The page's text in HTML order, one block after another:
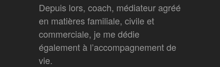
Depuis lors, coach, médiateur agréé
en matières familiale, civile et
commerciale, je me dédie
également à l’accompagnement de
vie.